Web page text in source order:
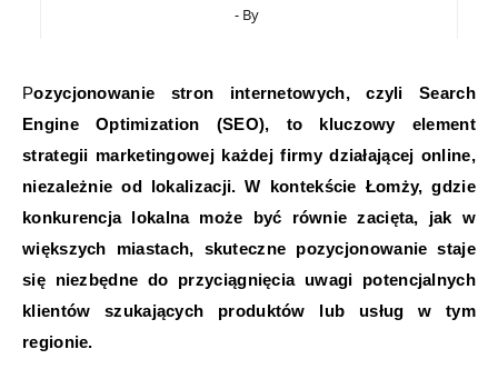
- By
Pozycjonowanie stron internetowych, czyli Search
Engine Optimization (SEO), to kluczowy element
strategii marketingowej każdej firmy działającej online,
niezależnie od lokalizacji. W kontekście Łomży, gdzie
konkurencja lokalna może być równie zacięta, jak w
większych miastach, skuteczne pozycjonowanie staje
się niezbędne do przyciągnięcia uwagi potencjalnych
klientów szukających produktów lub usług w tym
regionie.